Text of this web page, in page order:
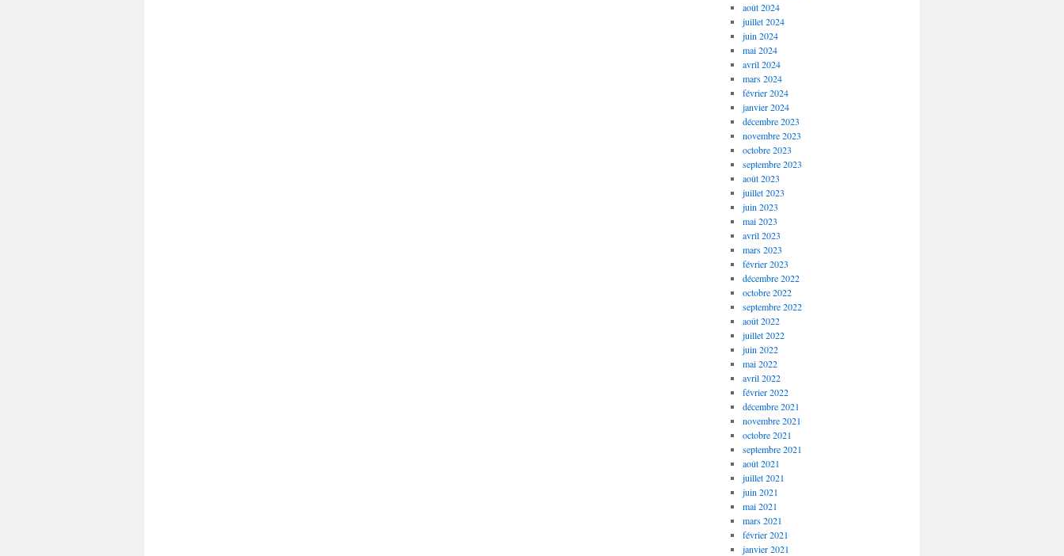
août 2024
juillet 2024
juin 2024
mai 2024
avril 2024
mars 2024
février 2024
janvier 2024
décembre 2023
novembre 2023
octobre 2023
septembre 2023
août 2023
juillet 2023
juin 2023
mai 2023
avril 2023
mars 2023
février 2023
décembre 2022
octobre 2022
septembre 2022
août 2022
juillet 2022
juin 2022
mai 2022
avril 2022
février 2022
décembre 2021
novembre 2021
octobre 2021
septembre 2021
août 2021
juillet 2021
juin 2021
mai 2021
mars 2021
février 2021
janvier 2021